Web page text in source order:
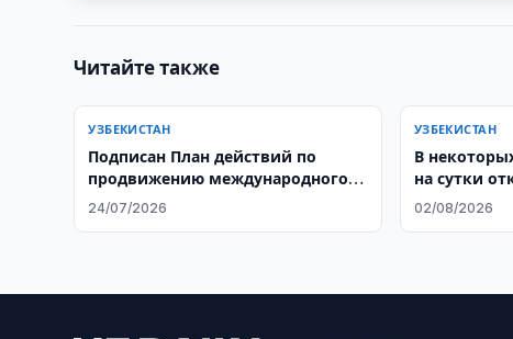
Читайте также
УЗБЕКИСТАН
Подписан План действий по
продвижению международного
гуманитарного права на 2026–
24/07/2026
УЗБЕКИСТАН
В
на сутки
воду
02/08/2026